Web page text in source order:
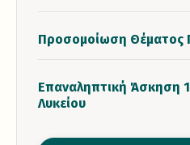
Προσομοίωση Θέματος
Επαναληπτική Άσκηση
Λυκείου